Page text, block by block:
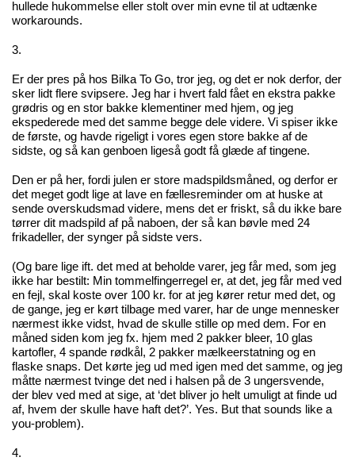
hullede hukommelse eller stolt over min evne til at udtænke
workarounds.
3.
Er der pres på hos Bilka To Go, tror jeg, og det er nok derfor, der
sker lidt flere svipsere. Jeg har i hvert fald fået en ekstra pakke
grødris og en stor bakke klementiner med hjem, og jeg
ekspederede med det samme begge dele videre. Vi spiser ikke
de første, og havde rigeligt i vores egen store bakke af de
sidste, og så kan genboen ligeså godt få glæde af tingene.
Den er på her, fordi julen er store madspildsmåned, og derfor er
det meget godt lige at lave en fællesreminder om at huske at
sende overskudsmad videre, mens det er friskt, så du ikke bare
tørrer dit madspild af på naboen, der så kan bøvle med 24
frikadeller, der synger på sidste vers.
(Og bare lige ift. det med at beholde varer, jeg får med, som jeg
ikke har bestilt: Min tommelfingerregel er, at det, jeg får med ved
en fejl, skal koste over 100 kr. for at jeg kører retur med det, og
de gange, jeg er kørt tilbage med varer, har de unge mennesker
nærmest ikke vidst, hvad de skulle stille op med dem. For en
måned siden kom jeg fx. hjem med 2 pakker bleer, 10 glas
kartofler, 4 spande rødkål, 2 pakker mælkeerstatning og en
flaske snaps. Det kørte jeg ud med igen med det samme, og jeg
måtte nærmest tvinge det ned i halsen på de 3 ungersvende,
der blev ved med at sige, at ‘det bliver jo helt umuligt at finde ud
af, hvem der skulle have haft det?’. Yes. But that sounds like a
you-problem).
4.